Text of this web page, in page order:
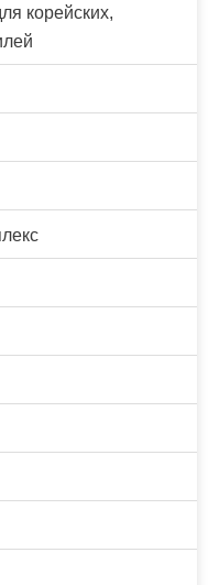
корейских,